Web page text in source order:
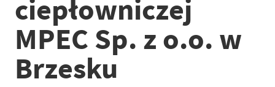
ciepłowniczej
MPEC Sp. z o.o. w
Brzesku